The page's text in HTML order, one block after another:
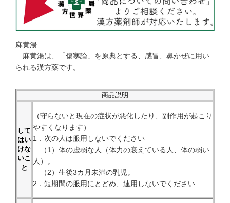
麻黄湯
麻黄湯は、「傷寒論」を原典とする、感冒、鼻かぜに用い
られる漢方薬です。
商品説明
して
はい
けな
いこ
と
（守らないと現在の症状が悪化したり、副作用が起こり
やすくなります）
1．次の人は服用しないでください
（1）体の虚弱な人（体力の衰えている人、体の弱い
人）。
（2）生後3カ月未満の乳児。
2．短期間の服用にとどめ、連用しないでください